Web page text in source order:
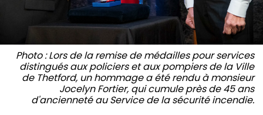
Photo : Lors de la remise de médailles pour services
distingués aux policiers et aux pompiers de la Ville
de Thetford, un hommage a été rendu à monsieur
Jocelyn Fortier, qui cumule près de 45 ans
d'ancienneté au Service de la sécurité incendie.